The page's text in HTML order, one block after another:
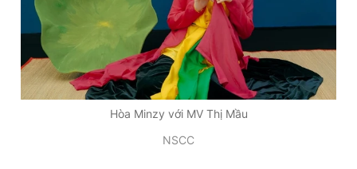
Tổng biên tập: Nguyễn Ngọc Toàn
Phó tổng biên tập thường trực: Hải Thành
Phó tổng biên tập: Lâm Hiếu Dũng
Phó tổng biên tập: Trần Việt Hưng
Tổng thư ký tòa soạn: Đức Trung
Giấy phép xuất bản số 110/GP - BTTTT cấp ngày 24.3.2020
© 2003-2026 Bản quyền thuộc về Báo Thanh Niên. Cấm sao
chép dưới mọi hình thức nếu không có sự chấp thuận bằng văn
bản. Phát triển bởi ePi Technologies, JSC.
Hòa Minzy với MV Thị Mầu
NSCC